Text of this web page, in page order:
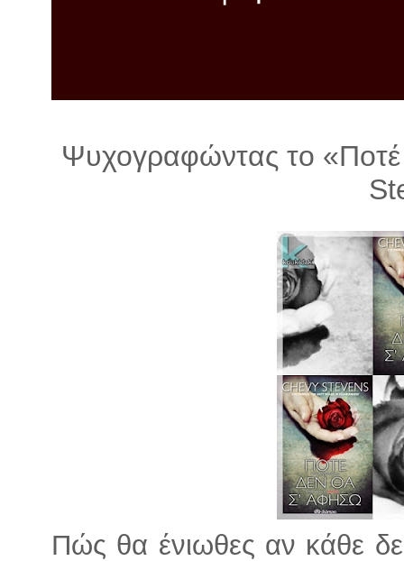
Ψυχογραφώντας το
Πώς θα ένιωθες αν κάθε